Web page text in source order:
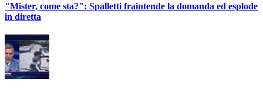
"Mister, come sta?": Spalletti fraintende la domanda ed esplode
in diretta